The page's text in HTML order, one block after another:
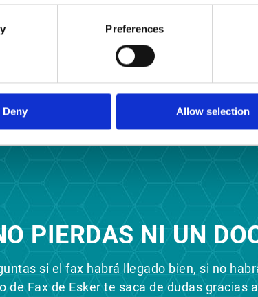
Preferences
Deny Allow selection
PIERDAS NI UN
si el fax habrá llegado bien, si no
de Fax de Esker te saca de dudas